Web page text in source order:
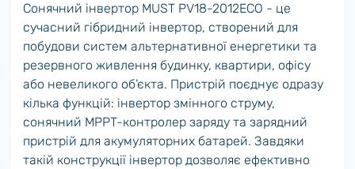
Сонячний інвертор MUST PV18-2012ECO - це
сучасний гібридний інвертор, створений для
побудови систем альтернативної енергетики та
резервного живлення будинку, квартири, офісу
або невеликого об’єкта. Пристрій поєднує одразу
кілька функцій: інвертор змінного струму,
сонячний MPPT-контролер заряду та зарядний
пристрій для акумуляторних батарей. Завдяки
такій конструкції інвертор дозволяє ефективно